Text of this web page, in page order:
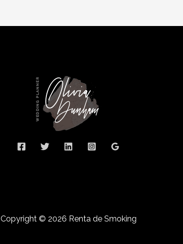
Copyright © 2026 Renta de Smoking